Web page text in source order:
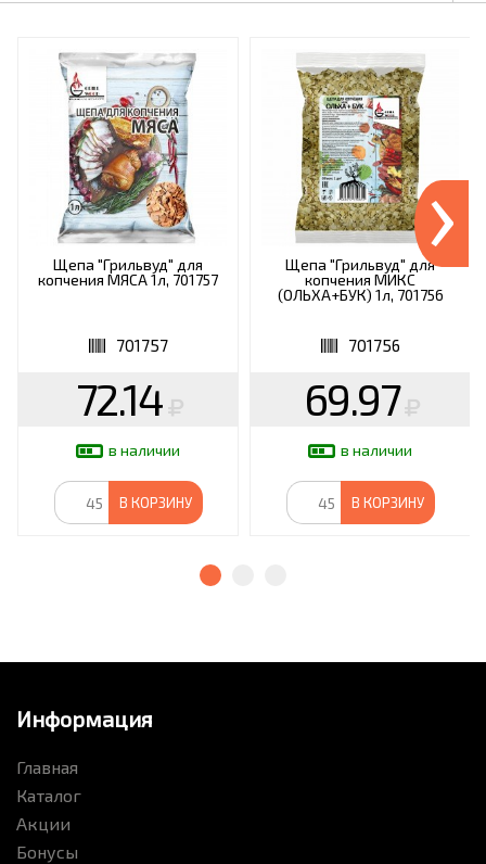
Щепа "Грильвуд" для
копчения МЯСА 1л, 701757
701757
72.14
в наличии
В КОРЗИНУ
Щепа "Грильвуд" для
копчения МИКС
(ОЛЬХА+БУК) 1л, 701756
701756
69.97
в наличии
В КОРЗИНУ
›
Информация
Главная
Каталог
Акции
Бонусы